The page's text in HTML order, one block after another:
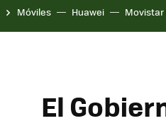
Móviles Huawei Movistar
El